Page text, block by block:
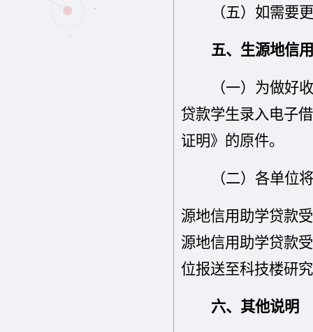
（五） 如需要
五、生源地信
（一）为做好
贷款学生录入电子
证明》的原件。
（二）各单位
源地信用助学贷款
源地信用助学贷款
位报送至科技楼研
六、 其他说明